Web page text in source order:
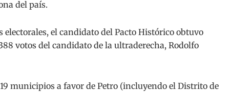
del país.
electorales, el candidato del Pacto Histórico obtuvo
votos del candidato de la ultraderecha, Rodolfo
municipios a favor de Petro (incluyendo el Distrito de